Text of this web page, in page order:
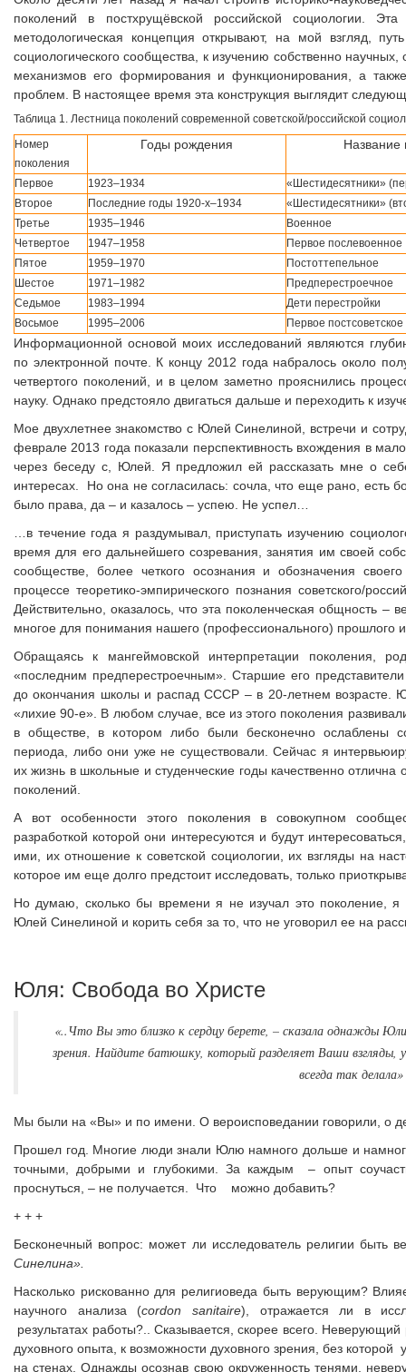
поколений в постхрущёвской российской социологии.
методологическая концепция открывают, на мой взгляд,
социологического сообщества, к изучению собственно
механизмов его формирования и функционирования, а
проблем. В настоящее время эта конструкция выглядит
Таблица 1. Лестница поколений современной советской/российской
Номер
поколения
Годы рождения Название
Первое 1923–1934
«Шестидесятники»
Второе
Последние годы 1920-х–1934
«Шестидесятники»
Третье
1935–1946
Военное
Четвертое
1947–1958
Первое послевоенное
Пятое
1959–1970
Постоттепельное
Шестое
1971–1982
Предперестроечное
Седьмое
1983–1994
Дети перестройки
Восьмое
1995–2006 Первое постсоветское
Информационной основой моих исследований являются
по электронной почте. К концу 2012 года набралось около
четвертого поколений, и в целом заметно прояснились
науку. Однако предстояло двигаться дальше и переходить к
Мое двухлетнее знакомство с Юлей Синелиной, встречи и
феврале 2013 года показали перспективность вхождения в
через беседу с, Юлей. Я предложил ей рассказать мне о
интересах. Но она не согласилась: сочла, что еще рано, есть
было права, да – и казалось – успею. Не успел…
…в течение года я раздумывал, приступать изучению
время для его дальнейшего созревания, занятия им своей
сообществе, более четкого осознания и обозначения
процессе теоретико-эмпирического познания советского/
Действительно, оказалось, что эта поколенческая общность
многое для понимания нашего (профессионального) прошлого
Обращаясь к мангеймовской интерпретации поколения,
«последним предперестроечным». Старшие его
до окончания школы и распад СССР – в 20-летнем возрасте.
«лихие 90-е». В любом случае, все из этого поколения
в обществе, в котором либо были бесконечно ослаблены
периода, либо они уже не существовали. Сейчас я
их жизнь в школьные и студенческие годы качественно отлична
поколений.
А вот особенности этого поколения в совокупном
разработкой которой они интересуются и будут
ими, их отношение к советской социологии, их взгляды на
которое им еще долго предстоит исследовать, только
Но думаю, сколько бы времени я не изучал это поколение, я
Юлей Синелиной и корить себя за то, что не уговорил ее на
Юля: Cвобода во Христе
«..Что Вы это близко к сердцу берете, – сказала однажды
зрения. Найдите батюшку, который разделяет Ваши взгляды,
всегда так делала»
Мы были на «Вы» и по имени. О вероисповедании говорили, о
Прошел год. Многие люди знали Юлю намного дольше и
точными, добрыми и глубокими. За каждым – опыт
проснуться, – не получается. Что можно добавить?
+ + +
Бесконечный вопрос: может ли исследователь религии
Синелина».
Насколько рискованно для религиоведа быть верующим?
научного анализа (cordon sanitaire), отражается ли в
результатах работы?.. Сказывается, скорее всего.
духовного опыта, к возможности духовного зрения, без
на стенах. Однажды осознав свою окруженность тенями,